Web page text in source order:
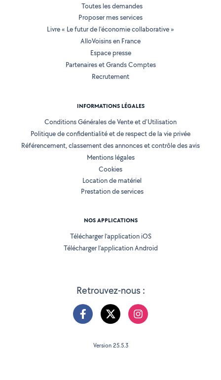
Retrouvez-nous :
Toutes les demandes
Proposer mes services
Livre « Le futur de l'économie collaborative »
AlloVoisins en France
Espace presse
Partenaires et Grands Comptes
Recrutement
INFORMATIONS LÉGALES
Conditions Générales de Vente et d'Utilisation
Politique de confidentialité et de respect de la vie privée
Référencement, classement des annonces et contrôle des avis
Mentions légales
Cookies
Location de matériel
Prestation de services
NOS APPLICATIONS
Télécharger l’application iOS
Télécharger l’application Android
Version 25.5.3